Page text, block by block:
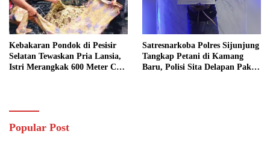
Kebakaran Pondok di Pesisir
Selatan Tewaskan Pria Lansia,
Istri Merangkak 600 Meter Cari
Satresnarkoba Polres Sijunjung
Tangkap Petani di Kamang
Baru, Polisi Sita Delapan Paket
Popular Post